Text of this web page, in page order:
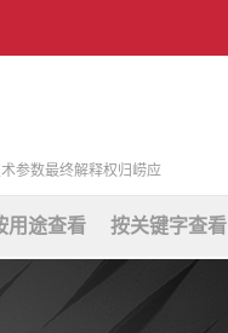
参数最终解释权归崂应
用途查看 按关键字查看